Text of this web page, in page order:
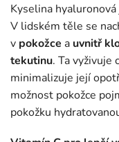
Kyselina
V lidském těle se
v pokožce a uvnitř
tekutinu. Ta vyživuje
minimalizuje její
možnost pokožce
pokožku